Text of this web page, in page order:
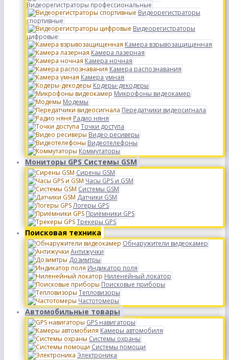
Видеорегистраторы профессиональные
Видеорегистраторы
спортивные
Видеорегистраторы
цифровые
Камера взрывозащищенная
Камера лазерная
Камера ночная
Камера распознавания
Камера умная
Кодеры-декодеры
Микрофоны видеокамер
Модемы
Передатчики видеосигнала
Радио няня
Точки доступа
Видео ресиверы
Видеотелефоны
Коммутаторы
Мониторы GPS Системы GSM
Сирены GSM
Часы GPS и GSM
Системы GSM
Датчики GSM
Логеры GPS
Приёмники GPS
Трекеры GPS
Поисковая техника
Обнаружители видеокамер
Антижучки
Дозимтры
Индикатор поля
Ниленейный локатор
Поисковые приборы
Тепловизоры
Частотомеры
Автомобильные товары
GPS навигаторы
Камеры автомобиля
Системы охраны
Системы помощи
Электроника